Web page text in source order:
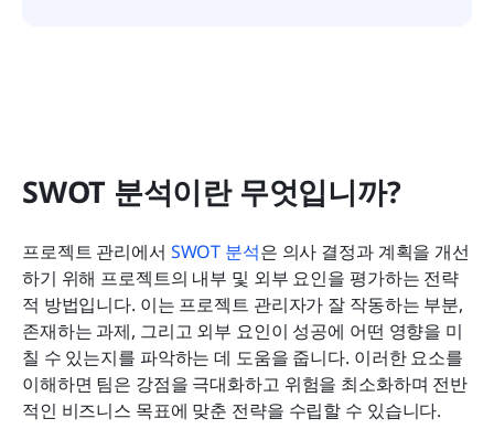
SWOT 분석이란 무엇입니까?
프로젝트 관리에서 SWOT 분석은 의사 결정과 계획을 개선
하기 위해 프로젝트의 내부 및 외부 요인을 평가하는 전략
적 방법입니다. 이는 프로젝트 관리자가 잘 작동하는 부분,
존재하는 과제, 그리고 외부 요인이 성공에 어떤 영향을 미
칠 수 있는지를 파악하는 데 도움을 줍니다. 이러한 요소를
이해하면 팀은 강점을 극대화하고 위험을 최소화하며 전반
적인 비즈니스 목표에 맞춘 전략을 수립할 수 있습니다.